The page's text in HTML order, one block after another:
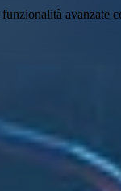
funzionalità avanzate